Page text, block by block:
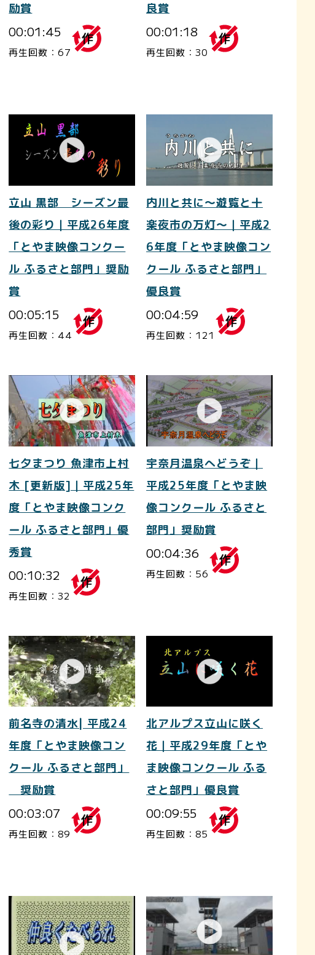
励賞
00:01:45
再生回数：67
良賞
00:01:18
再生回数：30
立山 黒部 シーズン最
後の彩り｜平成26年度
「とやま映像コンクー
ル ふるさと部門」奨励
賞
00:05:15
再生回数：44
内川と共に～遊覧と十
楽夜市の万灯～｜平成2
6年度「とやま映像コン
クール ふるさと部門」
優良賞
00:04:59
再生回数：121
七夕まつり 魚津市上村
木 [更新版]｜平成25年
度「とやま映像コンク
ール ふるさと部門」優
秀賞
00:10:32
再生回数：32
宇奈月温泉へどうぞ｜
平成25年度「とやま映
像コンクール ふるさと
部門」奨励賞
00:04:36
再生回数：56
前名寺の清水| 平成24
年度「とやま映像コン
クール ふるさと部門」
奨励賞
00:03:07
再生回数：89
北アルプス立山に咲く
花｜平成29年度「とや
ま映像コンクール ふる
さと部門」優良賞
00:09:55
再生回数：85